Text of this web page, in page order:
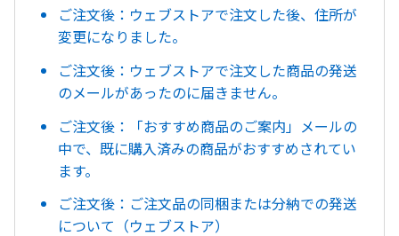
ご注文後：ウェブストアで注文した後、住所が
変更になりました。
ご注文後：ウェブストアで注文した商品の発送
のメールがあったのに届きません。
ご注文後：「おすすめ商品のご案内」メールの
中で、既に購入済みの商品がおすすめされてい
ます。
ご注文後：ご注文品の同梱または分納での発送
について（ウェブストア）